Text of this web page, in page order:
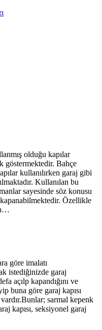
olduğu kapılar
göstermektedir. Bahçe
kullanılırken garaj gibi
Kullanılan bu
sayesinde söz konusu
kapanabilmektedir. Özellikle
göre imalatı
istediğinizde garaj
açılp kapandığını ve
buna göre garaj kapısı
sarmal kepenk
kapısı, seksiyonel garaj